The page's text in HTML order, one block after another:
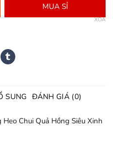
MUA SỈ
XÓA
SUNG ĐÁNH GIÁ (0)
Chui Quả Hồng Siêu Xinh